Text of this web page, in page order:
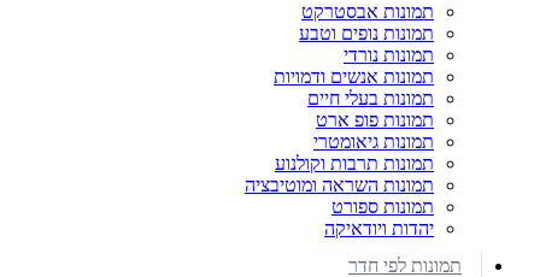
תמונות אבסטרקט
תמונות נופים וטבע
תמונות נורדי
תמונות אנשים ודמויות
תמונות בעלי חיים
תמונות פופ ארט
תמונות גיאומטרי
תמונות תרבות וקולנוע
תמונות השראה ומוטיבציה
תמונות ספורט
יהדות ויודאיקה
תמונות לפי חדר